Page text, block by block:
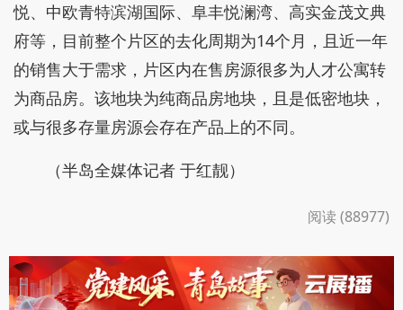
悦、中欧青特滨湖国际、阜丰悦澜湾、高实金茂文典
府等，目前整个片区的去化周期为14个月，且近一年
的销售大于需求，片区内在售房源很多为人才公寓转
为商品房。该地块为纯商品房地块，且是低密地块，
或与很多存量房源会存在产品上的不同。
（半岛全媒体记者 于红靓）
阅读 (88977)